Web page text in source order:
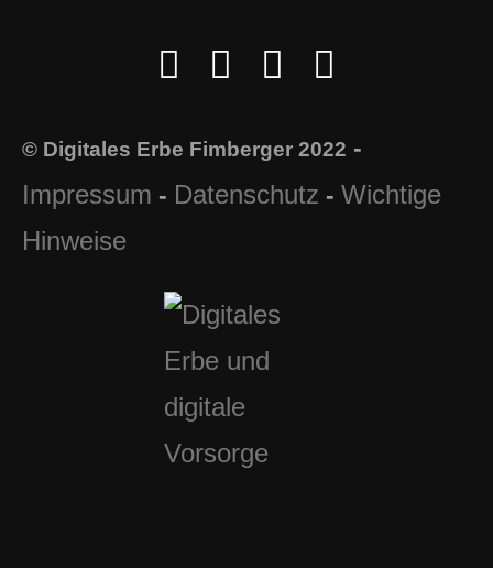
© Digitales Erbe Fimberger 2022 -
Impressum - Datenschutz - Wichtige
Hinweise